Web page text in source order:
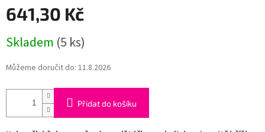
641,30 Kč
cena:
Skladem (5 ks)
Můžeme doručit do: 11.8.2026
Přidat do košíku